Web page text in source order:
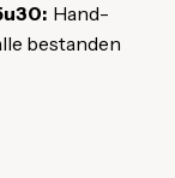
Hand-
bestanden